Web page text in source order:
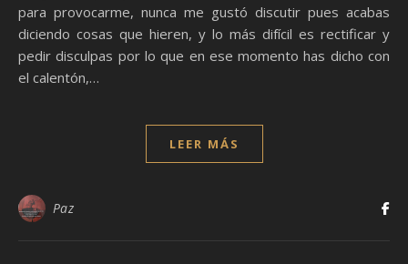
para provocarme, nunca me gustó discutir pues acabas
diciendo cosas que hieren, y lo más difícil es rectificar y
pedir disculpas por lo que en ese momento has dicho con
el calentón,…
LEER MÁS
Paz